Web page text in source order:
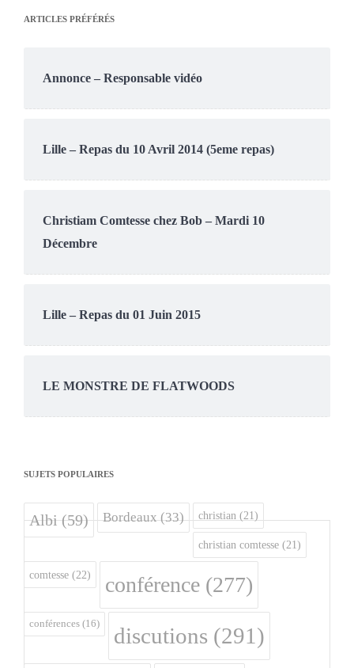
ARTICLES PRÉFÉRÉS
Annonce – Responsable vidéo
Lille – Repas du 10 Avril 2014 (5eme repas)
Christiam Comtesse chez Bob – Mardi 10
Décembre
Lille – Repas du 01 Juin 2015
LE MONSTRE DE FLATWOODS
SUJETS POPULAIRES
Albi(59) Bordeaux(33) christian (21)
christian comtesse (21)
comtesse (22) conférence (277)
conférences (16) discutions (291)